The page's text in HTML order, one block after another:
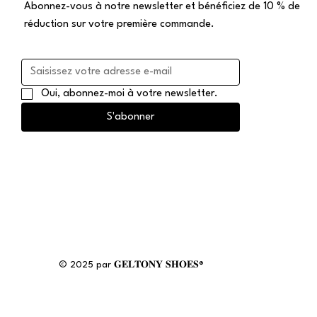
Abonnez-vous à notre newsletter et bénéficiez de 10 % de
réduction sur votre première commande.
Oui, abonnez-moi à votre newsletter.
S'abonner
© 2025 par 𝐆𝐄𝐋𝐓𝐎𝐍𝐘 𝐒𝐇𝐎𝐄𝐒®